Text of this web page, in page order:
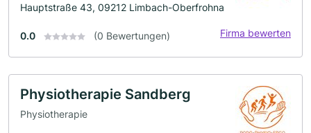
Hauptstraße 43, 09212 Limbach-Oberfrohna
0.0 (0 Bewertungen) Firma bewerten
Physiotherapie Sandberg
Physiotherapie